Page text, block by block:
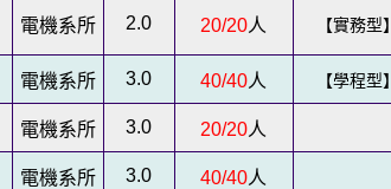
電機系所 2.0 20/20人 【實務型】
電機系所 3.0 40/40人 【學程型】
電機系所 3.0 20/20人
電機系所 3.0 40/40人